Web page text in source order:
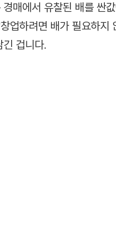
매에서 유찰된 배를 싼
업하려면 배가 필요하
겁니다.